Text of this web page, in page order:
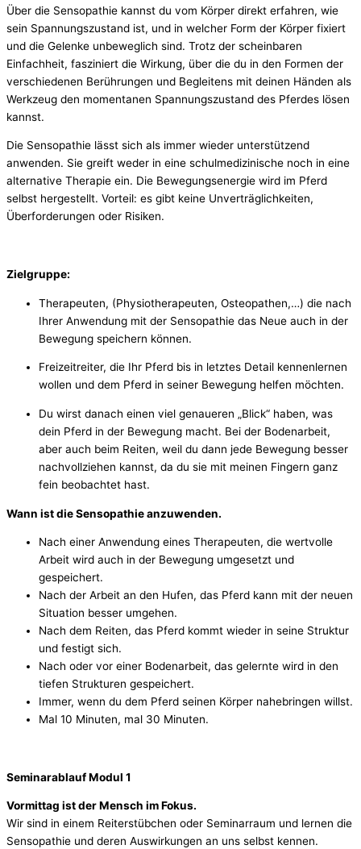
Über die Sensopathie kannst du vom Körper direkt erfahren, wie
sein Spannungszustand ist, und in welcher Form der Körper fixiert
und die Gelenke unbeweglich sind. Trotz der scheinbaren
Einfachheit, fasziniert die Wirkung, über die du in den Formen der
verschiedenen Berührungen und Begleitens mit deinen Händen als
Werkzeug den momentanen Spannungszustand des Pferdes lösen
kannst.
Die Sensopathie lässt sich als immer wieder unterstützend
anwenden. Sie greift weder in eine schulmedizinische noch in eine
alternative Therapie ein. Die Bewegungsenergie wird im Pferd
selbst hergestellt. Vorteil: es gibt keine Unverträglichkeiten,
Überforderungen oder Risiken.
Zielgruppe:
Therapeuten, (Physiotherapeuten, Osteopathen,…) die nach
Ihrer Anwendung mit der Sensopathie das Neue auch in der
Bewegung speichern können.
Freizeitreiter, die Ihr Pferd bis in letztes Detail kennenlernen
wollen und dem Pferd in seiner Bewegung helfen möchten.
Du wirst danach einen viel genaueren „Blick“ haben, was
dein Pferd in der Bewegung macht. Bei der Bodenarbeit,
aber auch beim Reiten, weil du dann jede Bewegung besser
nachvollziehen kannst, da du sie mit meinen Fingern ganz
fein beobachtet hast.
Wann ist die Sensopathie anzuwenden.
Nach einer Anwendung eines Therapeuten, die wertvolle
Arbeit wird auch in der Bewegung umgesetzt und
gespeichert.
Nach der Arbeit an den Hufen, das Pferd kann mit der neuen
Situation besser umgehen.
Nach dem Reiten, das Pferd kommt wieder in seine Struktur
und festigt sich.
Nach oder vor einer Bodenarbeit, das gelernte wird in den
tiefen Strukturen gespeichert.
Immer, wenn du dem Pferd seinen Körper nahebringen willst.
Mal 10 Minuten, mal 30 Minuten.
Seminarablauf Modul 1
Vormittag ist der Mensch im Fokus.
Wir sind in einem Reiterstübchen oder Seminarraum und lernen die
Sensopathie und deren Auswirkungen an uns selbst kennen.